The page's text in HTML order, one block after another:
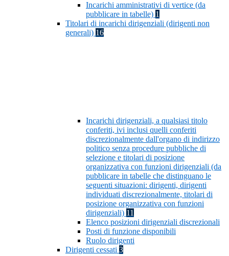
Incarichi amministrativi di vertice (da
pubblicare in tabelle) 1
Titolari di incarichi dirigenziali (dirigenti non
generali) 16
Incarichi dirigenziali, a qualsiasi titolo
conferiti, ivi inclusi quelli conferiti
discrezionalmente dall'organo di indirizzo
politico senza procedure pubbliche di
selezione e titolari di posizione
organizzativa con funzioni dirigenziali (da
pubblicare in tabelle che distinguano le
seguenti situazioni: dirigenti, dirigenti
individuati discrezionalmente, titolari di
posizione organizzativa con funzioni
dirigenziali) 11
Elenco posizioni dirigenziali discrezionali
Posti di funzione disponibili
Ruolo dirigenti
Dirigenti cessati 3